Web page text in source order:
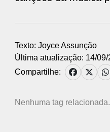
Texto: Joyce Assunção
Última atualização: 14/09/